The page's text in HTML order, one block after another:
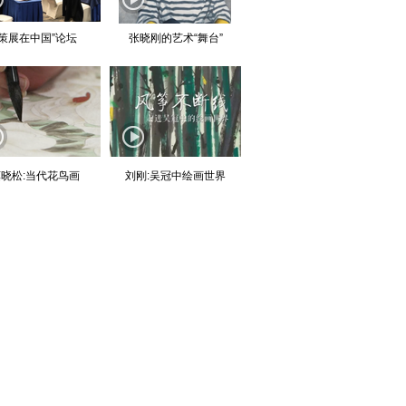
展在中国”论坛 张晓刚的艺术“舞台”
松:当代花鸟画 刘刚:吴冠中绘画世界